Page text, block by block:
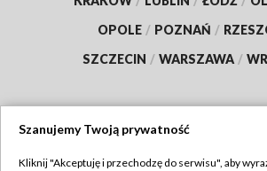
OPOLE / POZNAŃ /
SZCZECIN / WARSZAWA /
Szanujemy Twoją prywatność
Kliknij "Akceptuję i przechodzę do serwisu", aby